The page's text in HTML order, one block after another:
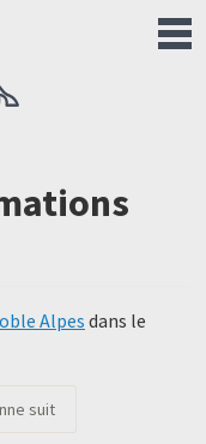
Alpesdans le
suit